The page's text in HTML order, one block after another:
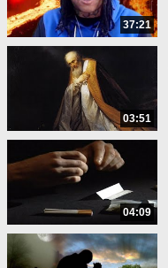
37:21
03:51
04:09